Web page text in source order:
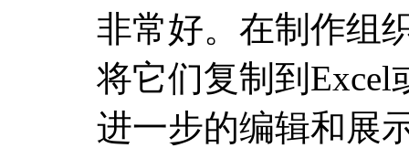
非常好。在制作组
将它们复制到Excel
进一步的编辑和展